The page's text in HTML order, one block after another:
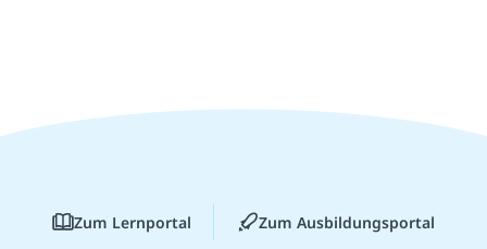
Zum Lernportal Zum Ausbildungsportal